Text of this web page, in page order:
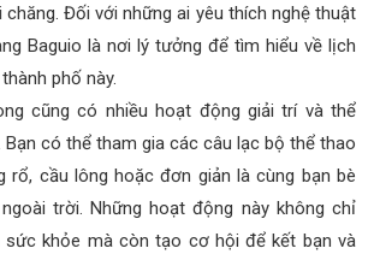
chăng. Đối với những ai yêu thích nghệ thuật
Baguio là nơi lý tưởng để tìm hiểu về lịch
phố này.
cũng có nhiều hoạt động giải trí và thể
Bạn có thể tham gia các câu lạc bộ thể thao
rổ, cầu lông hoặc đơn giản là cùng bạn bè
trời. Những hoạt động này không chỉ
sức khỏe mà còn tạo cơ hội để kết bạn và